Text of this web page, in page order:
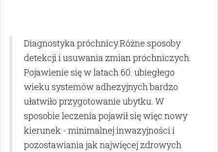
Diagnostyka próchnicy.Różne sposoby
detekcji i usuwania zmian próchniczych.
Pojawienie się w latach 60. ubiegłego
wieku systemów adhezyjnych bardzo
ułatwiło przygotowanie ubytku. W
sposobie leczenia pojawił się więc nowy
kierunek - minimalnej inwazyjności i
pozostawiania jak najwięcej zdrowych